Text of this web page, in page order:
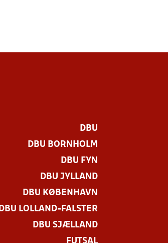
DBU
DBU BORNHOLM
DBU FYN
DBU JYLLAND
DBU KØBENHAVN
DBU LOLLAND-FALSTER
DBU SJÆLLAND
FUTSAL